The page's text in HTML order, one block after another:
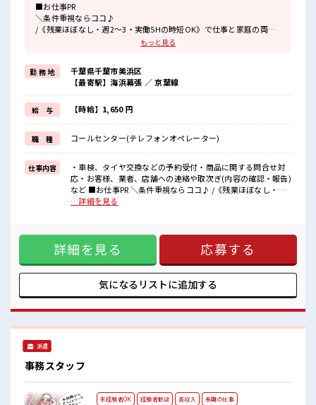
■お仕事PR
＼条件重視ならココ♪
/《残業ほぼなし・週2～3・実働5Hの時短OK》で仕事と家庭の両立
も可能〇お子さんの学校行事がある際などにも安心の《希望休の相
カー用品を取扱う大手企業でお任せするのは【車検やタイヤ交換の
予約受付・商品に関する問合せ対応・お客様や業者、
店舗への連絡】がメインのコールのお仕事〇マニュアル完備なので
コールセンター未経験・ブランクさんにもチャレンジしやすいお仕
事です！
20名大募集⇒今すぐ応募♪
■職場の雰囲気
《海浜幕張駅徒歩3分》の駅チカだからランチやディナーも充実〇お
仕事終わりにお買い物もできます♪
20～50代幅広く活躍中！
【大好評*日払い申請も随時受付中！
もっと見る
勤 務 地
千葉県千葉市美浜区
【最寄駅】海浜幕張 ／ 京葉線
給 与 【時給】1,650 円
職 種 コールセンター(テレフォンオペレーター)
仕事内容
・車検、タイヤ交換などの予約受付・商品に関する問合せ対
応・お客様、業者、店舗への連絡や取次ぎ(内容の確認・報告)
など ■お仕事PR ＼条件重視ならココ♪ /《残業ほぼなし・週2
～3・実働5Hの時短OK》で仕事と家庭の両立も可能〇お子さ
う大手企業でお任せするのは【車検やタイヤ交換の予約受
付・商品に関する問合せ対応・お客様や業者、 店舗への連
絡】がメインのコールのお仕事〇マニュアル完備なのでコー
ルセンター未経験・ブランクさんにもチャレンジしやすいお
仕事です！ 20名大募集⇒今すぐ応募♪ ■職場の雰囲気 《海浜
幕張駅徒歩3分》の駅チカだからランチやディナーも充実〇お
【大好評*日払い申請も随時受付中！ 】
…詳細を見る
詳細を見る 応募する
気になるリストに追加する
派遣
事務スタッフ
未経験者OK 経験者歓迎 高収入
長期の仕事